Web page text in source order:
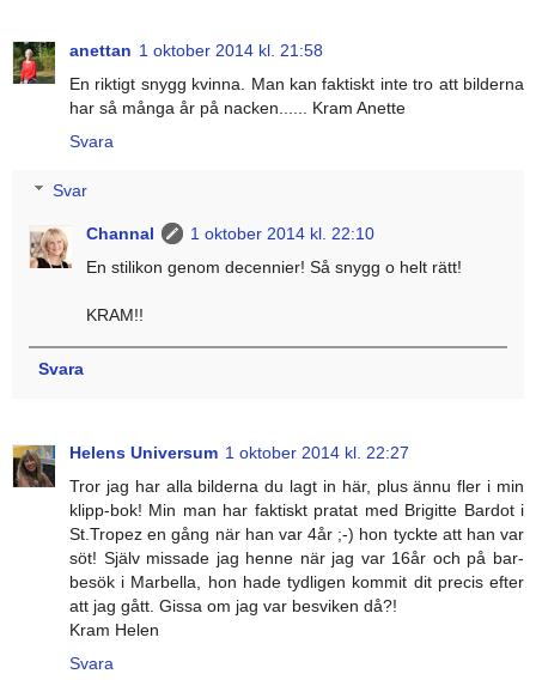
anettan 1 oktober 2014 kl. 21:58
En riktigt snygg kvinna. Man kan faktiskt inte tro att bilderna
har så många år på nacken...... Kram Anette
Svara
Svar
Channal
1 oktober 2014 kl. 22:10
En stilikon genom decennier! Så snygg o helt rätt!
KRAM!!
Svara
Helens Universum 1 oktober 2014 kl. 22:27
Tror jag har alla bilderna du lagt in här, plus ännu fler i min
klipp-bok! Min man har faktiskt pratat med Brigitte Bardot i
St.Tropez en gång när han var 4år ;-) hon tyckte att han var
söt! Själv missade jag henne när jag var 16år och på bar-
besök i Marbella, hon hade tydligen kommit dit precis efter
att jag gått. Gissa om jag var besviken då?!
Kram Helen
Svara